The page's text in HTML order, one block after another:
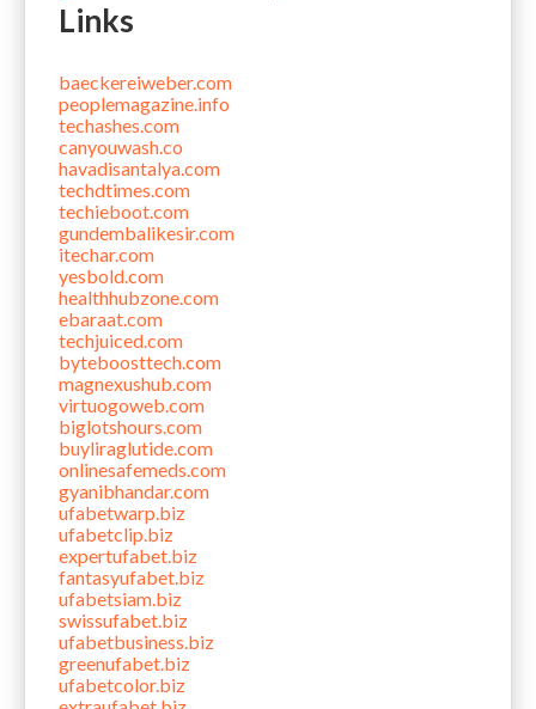
Links
baeckereiweber.com
peoplemagazine.info
techashes.com
canyouwash.co
havadisantalya.com
techdtimes.com
techieboot.com
gundembalikesir.com
itechar.com
yesbold.com
healthhubzone.com
ebaraat.com
techjuiced.com
byteboosttech.com
magnexushub.com
virtuogoweb.com
biglotshours.com
buyliraglutide.com
onlinesafemeds.com
gyanibhandar.com
ufabetwarp.biz
ufabetclip.biz
expertufabet.biz
fantasyufabet.biz
ufabetsiam.biz
swissufabet.biz
ufabetbusiness.biz
greenufabet.biz
ufabetcolor.biz